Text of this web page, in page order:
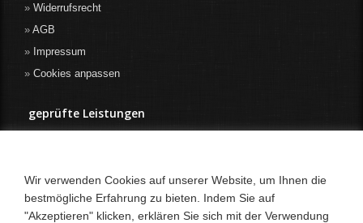
Widerrufsrecht
AGB
Impressum
Cookies anpassen
geprüfte Leistungen
Wir verwenden Cookies auf unserer Website, um Ihnen die
bestmögliche Erfahrung zu bieten. Indem Sie auf
"Akzeptieren" klicken, erklären Sie sich mit der Verwendung